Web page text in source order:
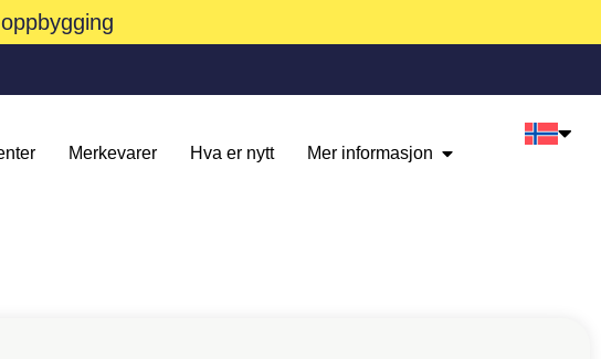
Merkevarer Hva er nytt Mer informasjon